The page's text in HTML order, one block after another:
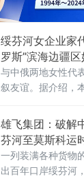
趋势与跨境布局路
商会青年分会会长
绥芬河女企业家
罗斯”滨海边疆
立十周年
与中俄两地女性代
叙友谊。据介绍，
介与商务
雄飞集团：破解
芬河至莫斯科运
15天
一列装满各种货物
出百年口岸绥芬河